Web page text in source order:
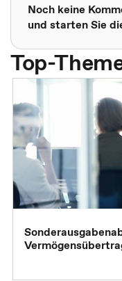
Noch keine
und starten Sie
Top-